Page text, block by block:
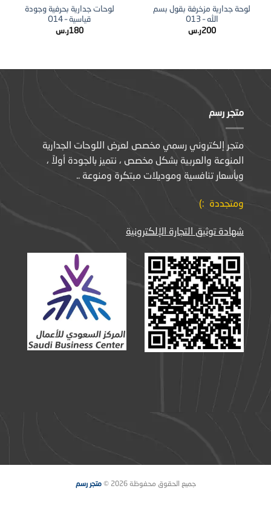
لوحة جدارية مزخرفة بقول بسم
الله – O13
200ر.س
لوحات جدارية بحرفية وجودة
قياسية – O14
180ر.س
متجر رسم
متجر إلكتروني رسمي مخصص لعرض اللوحات الجدارية
المنوعة والعربية بشكل مخصص ، نتميز بالجودة أولاً ،
وبأسعار تنافسية وموديلات مبتكرة ومنوعة ..
ومتجددة :)
شهادة توثيق التجارة الإلكترونية
جميع الحقوق محفوظة 2026 © متجر رسم